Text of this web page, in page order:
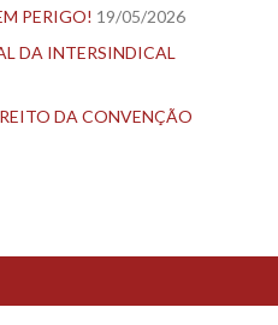
PERIGO! 19/05/2026
DA INTERSINDICAL
DA CONVENÇÃO